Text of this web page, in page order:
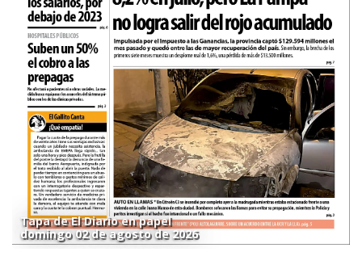
Tapa de El Diario en papel
domingo 02 de agosto de 2026